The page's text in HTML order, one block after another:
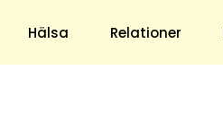
Hälsa Relationer